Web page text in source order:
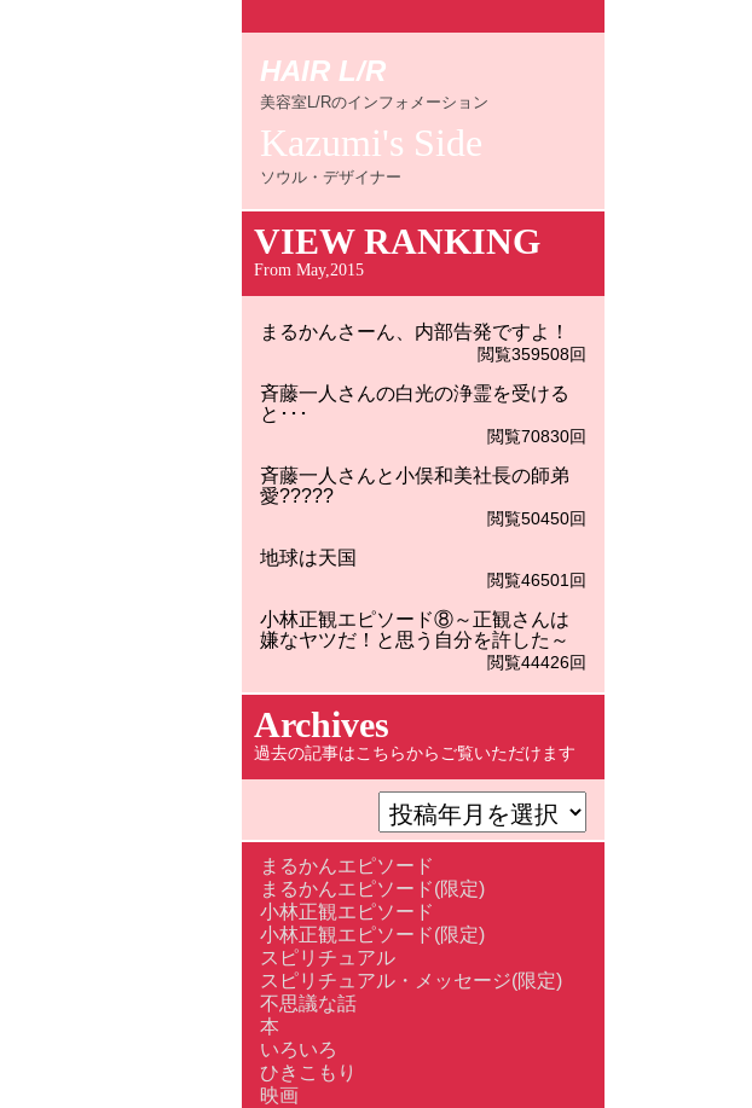
HAIR L/R
美容室L/Rのインフォメーション
Kazumi's Side
ソウル・デザイナー
VIEW RANKING
From May,2015
まるかんさーん、内部告発ですよ！
閲覧359508回
斉藤一人さんの白光の浄霊を受ける
と･･･
閲覧70830回
斉藤一人さんと小俣和美社長の師弟
愛?????
閲覧50450回
地球は天国
閲覧46501回
小林正観エピソード⑧～正観さんは
嫌なヤツだ！と思う自分を許した～
閲覧44426回
Archives
過去の記事はこちらからご覧いただけます
まるかんエピソード
まるかんエピソード(限定)
小林正観エピソード
小林正観エピソード(限定)
スピリチュアル
スピリチュアル・メッセージ(限定)
不思議な話
本
いろいろ
ひきこもり
映画